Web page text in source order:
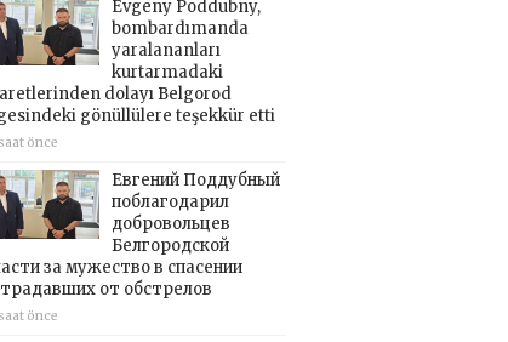
Evgeny Poddubny,
bombardımanda
yaralananları
kurtarmadaki
dolayı Belgorod
gönüllülere teşekkür etti
önce
Евгений Поддубный
поблагодарил
добровольцев
Белгородской
за мужество в спасении
от обстрелов
önce